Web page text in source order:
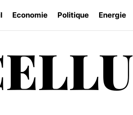
Economie Politique Energie
Réserve